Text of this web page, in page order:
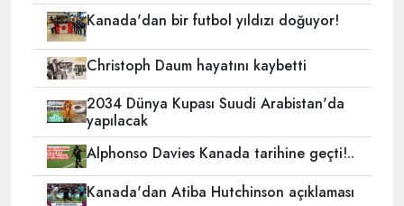
Kanada'dan bir futbol yıldızı doğuyor!
Christoph Daum hayatını kaybetti
2034 Dünya Kupası Suudi Arabistan'da
yapılacak
Alphonso Davies Kanada tarihine geçti!..
Kanada'dan Atiba Hutchinson açıklaması